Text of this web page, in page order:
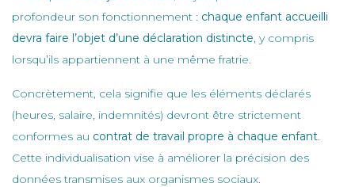
profondeur son fonctionnement : chaque enfant accueilli
devra faire l’objet d’une déclaration distincte, y compris
lorsqu’ils appartiennent à une même fratrie.
Concrètement, cela signifie que les éléments déclarés
(heures, salaire, indemnités) devront être strictement
conformes au contrat de travail propre à chaque enfant.
Cette individualisation vise à améliorer la précision des
données transmises aux organismes sociaux.